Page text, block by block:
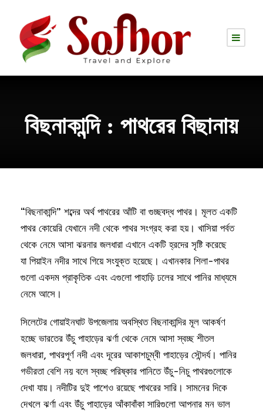
বিছনাকান্দি : পাথরের বিছানায়
“বিছনাকান্দি” শব্দের অর্থ পাথরের আঁটি বা গুচ্ছবদ্ধ পাথর। মূলত একটি
পাথর কোয়েরি যেখানে নদী থেকে পাথর সংগ্রহ করা হয়। খাসিয়া পর্বত
থেকে নেমে আসা ঝরনার জলধারা এখানে একটি হ্রদের সৃষ্টি করেছে
যা পিয়াইন নদীর সাথে গিয়ে সংযুক্ত হয়েছে। এখানকার শিলা-পাথর
গুলো একদম প্রাকৃতিক এবং এগুলো পাহাড়ি ঢলের সাথে পানির মাধ্যমে
নেমে আসে।
সিলেটের গোয়াইনঘাট উপজেলায় অবস্থিত বিছনাকান্দির মূল আকর্ষণ
হচ্ছে ভারতের উঁচু পাহাড়ের ঝর্ণা থেকে নেমে আসা স্বচ্ছ শীতল
জলধারা, পাথরপূর্ণ নদী এবং দূরের আকাশচুম্বী পাহাড়ের সৌন্দর্য। পানির
গভীরতা বেশি নয় বলে স্বচ্ছ পরিষ্কার পানিতে উঁচু-নিচু পাথরগুলোকে
দেখা যায়। নদীটির দুই পাশেও রয়েছে পাথরের সারি। সামনের দিকে
দেখলে ঝর্ণা এবং উঁচু পাহাড়ের আঁকাবাঁকা সারিগুলো আপনার মন ভাল